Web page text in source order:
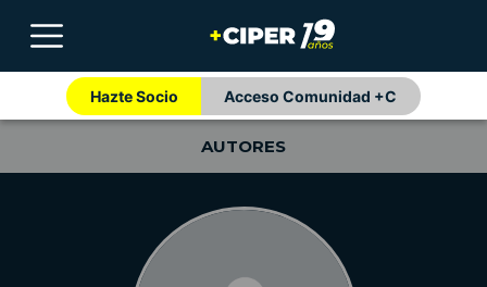
Hazte Socio Acceso Comunidad +C
AUTORES